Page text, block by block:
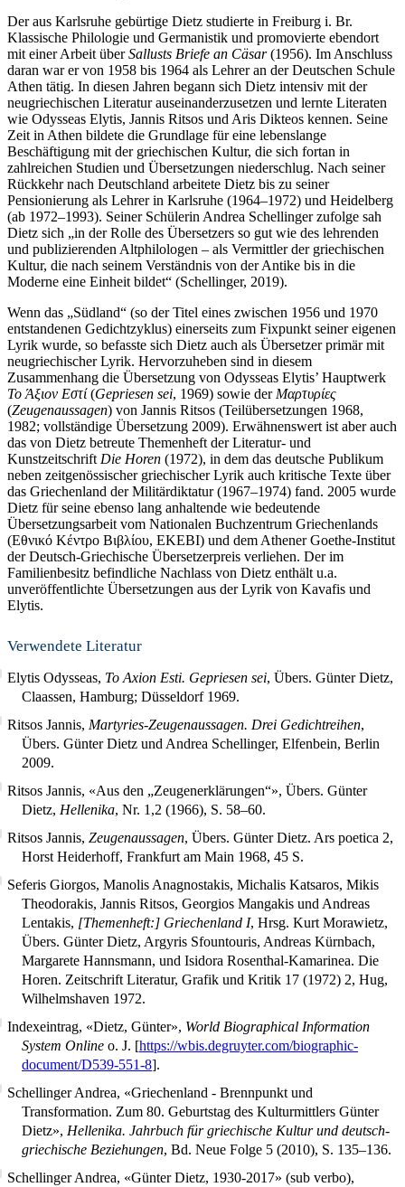
Der aus Karlsruhe gebürtige Dietz studierte in Freiburg i. Br.
Klassische Philologie und Germanistik und promovierte ebendort
mit einer Arbeit überSallusts Briefe an Cäsar(1956). Im Anschluss
daran war er von 1958 bis 1964 als Lehrer an der Deutschen Schule
Athen tätig. In diesen Jahren begann sich Dietz intensiv mit der
neugriechischen Literatur auseinanderzusetzen und lernte Literaten
wie Odysseas Elytis, Jannis Ritsos und Aris Dikteos kennen. Seine
Zeit in Athen bildete die Grundlage für eine lebenslange
Beschäftigung mit der griechischen Kultur, die sich fortan in
zahlreichen Studien und Übersetzungen niederschlug. Nach seiner
Rückkehr nach Deutschland arbeitete Dietz bis zu seiner
Pensionierung als Lehrer in Karlsruhe (1964–1972) und Heidelberg
(ab 1972–1993). Seiner Schülerin Andrea Schellinger zufolge sah
Dietz sich „in der Rolle des Übersetzers so gut wie des lehrenden
und publizierenden Altphilologen – als Vermittler der griechischen
Kultur, die nach seinem Verständnis von der Antike bis in die
Moderne eine Einheit bildet“ (Schellinger, 2019).
Wenn das „Südland“ (so der Titel eines zwischen 1956 und 1970
entstandenen Gedichtzyklus) einerseits zum Fixpunkt seiner eigenen
Lyrik wurde, so befasste sich Dietz auch als Übersetzer primär mit
neugriechischer Lyrik. Hervorzuheben sind in diesem
Zusammenhang die Übersetzung von Odysseas Elytis’ Hauptwerk
Το Άξιον Εστί(Gepriesen sei, 1969) sowie der Μαρτυρίες
(Zeugenaussagen) von Jannis Ritsos (Teilübersetzungen 1968,
1982; vollständige Übersetzung 2009). Erwähnenswert ist aber auch
das von Dietz betreute Themenheft der Literatur- und
Kunstzeitschrift Die Horen (1972), in dem das deutsche Publikum
neben zeitgenössischer griechischer Lyrik auch kritische Texte über
das Griechenland der Militärdiktatur (1967–1974) fand. 2005 wurde
Dietz für seine ebenso lang anhaltende wie bedeutende
Übersetzungsarbeit vom Nationalen Buchzentrum Griechenlands
(Εθνικό Κέντρο Βιβλίου, ΕΚΕΒΙ) und dem Athener Goethe-Institut
der Deutsch-Griechische Übersetzerpreis verliehen. Der im
Familienbesitz befindliche Nachlass von Dietz enthält u.a.
unveröffentlichte Übersetzungen aus der Lyrik von Kavafis und
Elytis.
Verwendete Literatur
Elytis Odysseas, To Axion Esti. Gepriesen sei, Übers. Günter Dietz,
Claassen, Hamburg; Düsseldorf 1969.
Ritsos Jannis, Martyries-Zeugenaussagen. Drei Gedichtreihen,
Übers. Günter Dietz und Andrea Schellinger, Elfenbein, Berlin
2009.
Ritsos Jannis, «Aus den „Zeugenerklärungen“», Übers. Günter
Dietz, Hellenika, Nr. 1,2 (1966), S. 58–60.
Ritsos Jannis, Zeugenaussagen, Übers. Günter Dietz. Ars poetica 2,
Horst Heiderhoff, Frankfurt am Main 1968, 45 S.
Seferis Giorgos, Manolis Anagnostakis, Michalis Katsaros, Mikis
Theodorakis, Jannis Ritsos, Georgios Mangakis und Andreas
Lentakis, [Themenheft:] Griechenland I, Hrsg. Kurt Morawietz,
Übers. Günter Dietz, Argyris Sfountouris, Andreas Kürnbach,
Margarete Hannsmann, und Isidora Rosenthal-Kamarinea. Die
Horen. Zeitschrift Literatur, Grafik und Kritik 17 (1972) 2, Hug,
Wilhelmshaven 1972.
Indexeintrag, «Dietz, Günter», World Biographical Information
System Online o. J. [https://wbis.degruyter.com/biographic-
document/D539-551-8].
Schellinger Andrea, «Griechenland - Brennpunkt und
Transformation. Zum 80. Geburtstag des Kulturmittlers Günter
Dietz», Hellenika. Jahrbuch für griechische Kultur und deutsch-
griechische Beziehungen, Bd. Neue Folge 5 (2010), S. 135–136.
Schellinger Andrea, «Günter Dietz, 1930-2017» (sub verbo),